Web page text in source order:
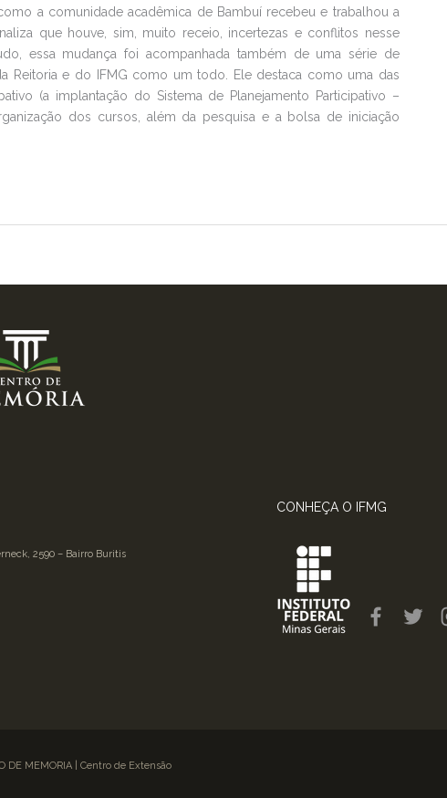
a comunidade acadêmica de Bambuí recebeu e trabalhou a
que houve, sim, muito receio, incertezas e conflitos nesse
essa mudança foi acompanhada também de uma série de
Reitoria e do IFMG como um todo. Ele destaca como uma das
(a implantação do Sistema de Planejamento Participativo –
dos cursos, além da pesquisa e a bolsa de iniciação
2590 – Bairro Buritis
CONHEÇA O IFMG
DE MEMORIA | Centro de Extensão